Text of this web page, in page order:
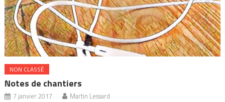
NON CLASSÉ
Notes de chantiers
7 janvier 2017 Martin Lessard